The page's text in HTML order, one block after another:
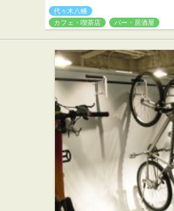
代々木八幡
カフェ・喫茶店
バー・居酒屋